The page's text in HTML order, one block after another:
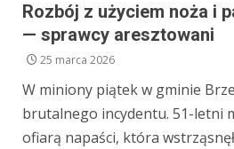
Rozbój z użyciem noża i
— sprawcy aresztowani
25 marca 2026
W miniony piątek w gminie
brutalnego incydentu. 51-letni
ofiarą napaści, która